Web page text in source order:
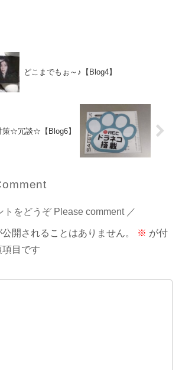
どこまでもぉ～♪【Blog4】
策☆冗談☆【Blog6】
トをどうぞ Please comment
開されることはありません。 ※ が付
目です